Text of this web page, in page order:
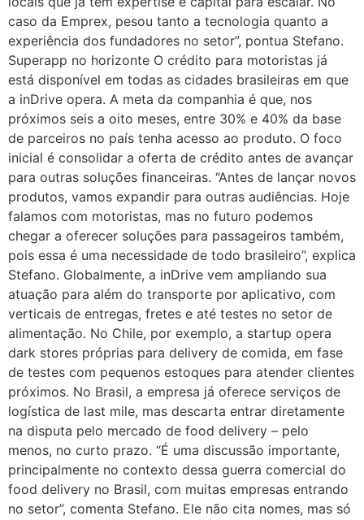
caso da Emprex, pesou tanto a tecnologia quanto a
experiência dos fundadores no setor”, pontua Stefano.
Superapp no horizonte O crédito para motoristas já
está disponível em todas as cidades brasileiras em que
a inDrive opera. A meta da companhia é que, nos
próximos seis a oito meses, entre 30% e 40% da base
de parceiros no país tenha acesso ao produto. O foco
inicial é consolidar a oferta de crédito antes de avançar
para outras soluções financeiras. “Antes de lançar novos
produtos, vamos expandir para outras audiências. Hoje
falamos com motoristas, mas no futuro podemos
chegar a oferecer soluções para passageiros também,
pois essa é uma necessidade de todo brasileiro”, explica
Stefano. Globalmente, a inDrive vem ampliando sua
atuação para além do transporte por aplicativo, com
verticais de entregas, fretes e até testes no setor de
alimentação. No Chile, por exemplo, a startup opera
dark stores próprias para delivery de comida, em fase
de testes com pequenos estoques para atender clientes
próximos. No Brasil, a empresa já oferece serviços de
logística de last mile, mas descarta entrar diretamente
na disputa pelo mercado de food delivery – pelo
menos, no curto prazo. “É uma discussão importante,
principalmente no contexto dessa guerra comercial do
food delivery no Brasil, com muitas empresas entrando
no setor”, comenta Stefano. Ele não cita nomes, mas só